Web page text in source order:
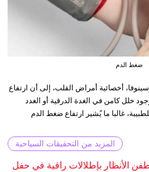
ضغط الدم
أخصائية أمراض القلب، إلى أن ارتفاع
خلل كامن في الغدة الدرقية أو الغدد
غالبا ما يُشير ارتفاع ضغط الدم
المزيد من التحقيقات السياحية
الأنظار بإطلالات راقية في حفل